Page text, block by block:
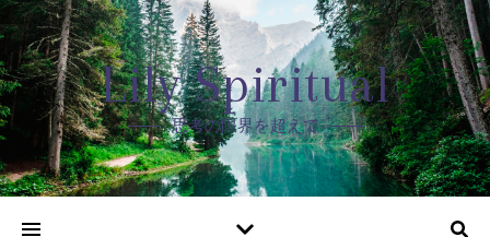
Lily Spiritual
思考の限界を超えて